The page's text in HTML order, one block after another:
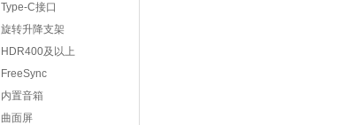
Type-C接口
旋转升降支架
HDR400及以上
FreeSync
内置音箱
曲面屏